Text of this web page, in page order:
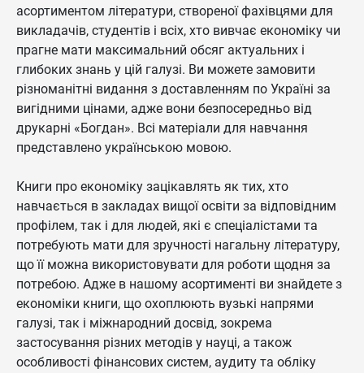
асортиментом літератури, створеної фахівцями для
викладачів, студентів і всіх, хто вивчає економіку чи
прагне мати максимальний обсяг актуальних і
глибоких знань у цій галузі. Ви можете замовити
різноманітні видання з доставленням по Україні за
вигідними цінами, адже вони безпосередньо від
друкарні «Богдан». Всі матеріали для навчання
представлено українською мовою.
Книги про економіку зацікавлять як тих, хто
навчається в закладах вищої освіти за відповідним
профілем, так і для людей, які є спеціалістами та
потребують мати для зручності нагальну літературу,
що її можна використовувати для роботи щодня за
потребою. Адже в нашому асортименті ви знайдете з
економіки книги, що охоплюють вузькі напрями
галузі, так і міжнародний досвід, зокрема
застосування різних методів у науці, а також
особливості фінансових систем, аудиту та обліку